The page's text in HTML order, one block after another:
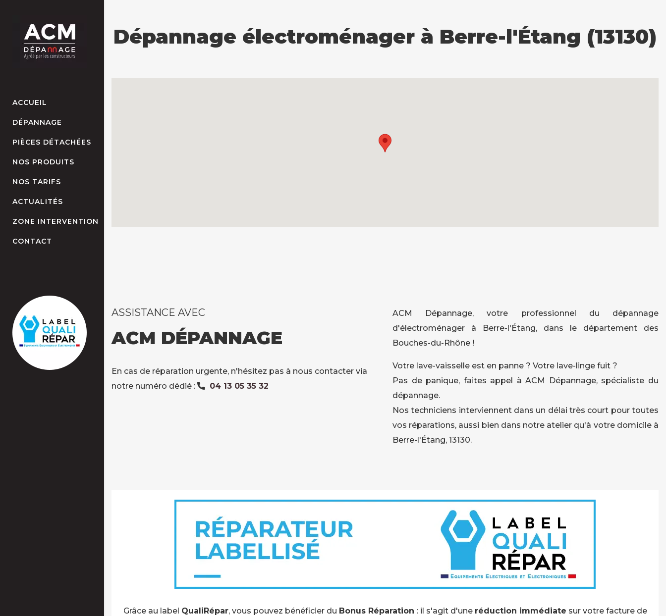
ACCUEIL
DÉPANNAGE
PIÈCES DÉTACHÉES
NOS PRODUITS
NOS TARIFS
ACTUALITÉS
ZONE INTERVENTION
CONTACT
Dépannage électroménager à Berre-l'Étang (13130)
ASSISTANCE AVEC
ACM DÉPANNAGE
En cas de réparation urgente, n'hésitez pas à nous contacter via
notre numéro dédié :
04 13 05 35 32
ACM Dépannage, votre professionnel du dépannage
d'électroménager à Berre-l'Étang, dans le département des
Bouches-du-Rhône !
Votre lave-vaisselle est en panne ? Votre lave-linge fuit ?
Pas de panique, faites appel à ACM Dépannage, spécialiste du
dépannage.
Nos techniciens interviennent dans un délai très court pour toutes
vos réparations, aussi bien dans notre atelier qu'à votre domicile à
Berre-l'Étang, 13130.
Grâce au label QualiRépar, vous pouvez bénéficier du Bonus Réparation : il s'agit d'une réduction immédiate sur votre facture de